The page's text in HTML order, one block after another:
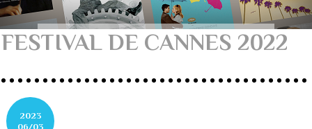
FESTIVAL DE CANNES 2022
2023
06/03